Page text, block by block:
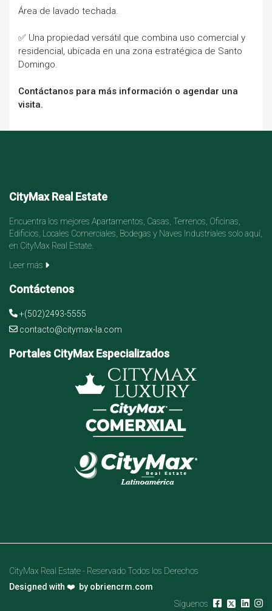
Área de lavado techada.
✅ Una propiedad versátil que combina uso comercial y
residencial, ubicada en una zona estratégica de Santo
Domingo.
Contáctanos para más información o agendar una
visita.
CityMax Real Estate
Encuentra los mejores Apartamentos, Casas, Terrenos, Oficinas,
Edificios, Locales Comerciales, Bodegas y Naves Industriales solo aquí,
en CityMax Real Estate.
Leer más
Contáctenos
+(502)2493-5555
contacto@citymax-la.com
Portales CityMax Especializados
CityMax Real Estate - Reservado Todos los Derechos
Designed with ❤️ by obriencrm.com
Síguenos